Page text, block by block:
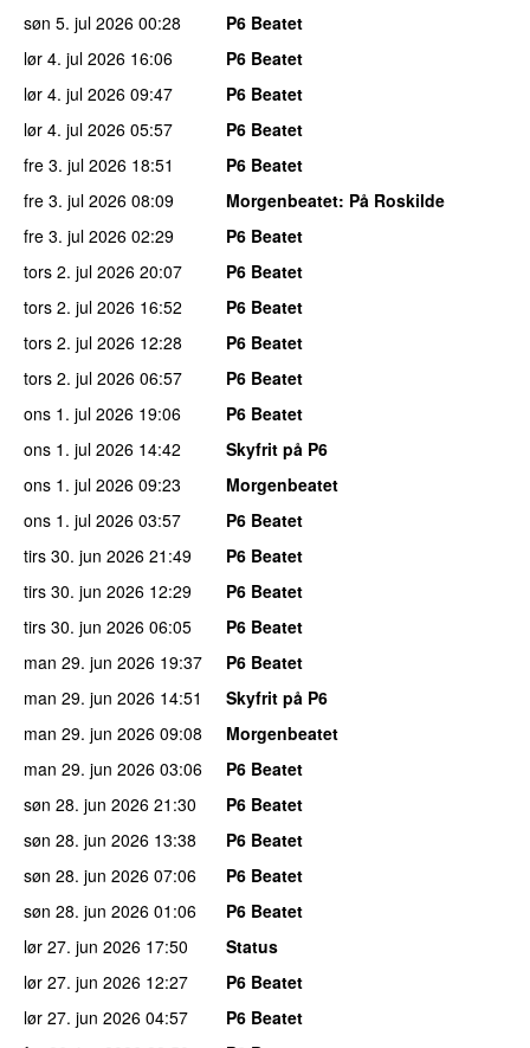
søn 5. jul 2026 00:28
P6 Beatet
lør 4. jul 2026 16:06
P6 Beatet
lør 4. jul 2026 09:47
P6 Beatet
lør 4. jul 2026 05:57
P6 Beatet
fre 3. jul 2026 18:51
P6 Beatet
fre 3. jul 2026 08:09 Morgenbeatet: På Roskilde
fre 3. jul 2026 02:29
P6 Beatet
tors 2. jul 2026 20:07
P6 Beatet
tors 2. jul 2026 16:52
P6 Beatet
tors 2. jul 2026 12:28
P6 Beatet
tors 2. jul 2026 06:57
P6 Beatet
ons 1. jul 2026 19:06
P6 Beatet
ons 1. jul 2026 14:42
Skyfrit på P6
ons 1. jul 2026 09:23
Morgenbeatet
ons 1. jul 2026 03:57
P6 Beatet
tirs 30. jun 2026 21:49
P6 Beatet
tirs 30. jun 2026 12:29
P6 Beatet
tirs 30. jun 2026 06:05
P6 Beatet
man 29. jun 2026 19:37
P6 Beatet
man 29. jun 2026 14:51
Skyfrit på P6
man 29. jun 2026 09:08
Morgenbeatet
man 29. jun 2026 03:06
P6 Beatet
søn 28. jun 2026 21:30
P6 Beatet
søn 28. jun 2026 13:38
P6 Beatet
søn 28. jun 2026 07:06
P6 Beatet
søn 28. jun 2026 01:06
P6 Beatet
lør 27. jun 2026 17:50
Status
lør 27. jun 2026 12:27
P6 Beatet
lør 27. jun 2026 04:57
P6 Beatet